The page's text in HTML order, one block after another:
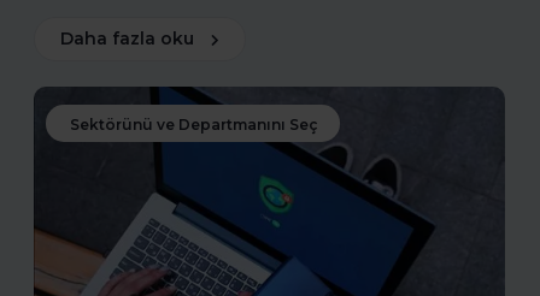
Daha fazla oku
Sektörünü ve Departmanını Seç